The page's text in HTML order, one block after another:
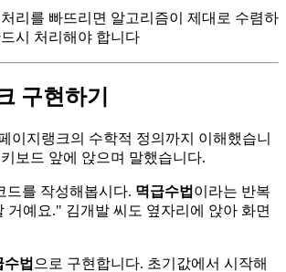
리를 빠뜨리면 알고리즘이 제대로 수렴하
시 처리해야 합니다
구현하기
이지랭크의 수학적 정의까지 이해했습니
보드 앞에 앉으며 말했습니다.
드를 작성해봅시다. 멱급수법 이라는 반복
거예요." 김개발 씨도 옆자리에 앉아 화면
수법 으로 구현합니다. 초기값에서 시작해